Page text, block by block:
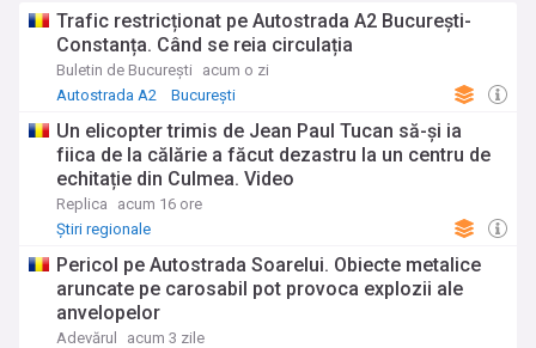
Trafic restricționat pe Autostrada A2 București-
Constanța. Când se reia circulația
Buletin de București
acum o zi
Autostrada A2
București
Un elicopter trimis de Jean Paul Tucan să-și ia
fiica de la călărie a făcut dezastru la un centru de
echitație din Culmea. Video
Replica
acum 16 ore
Știri regionale
Pericol pe Autostrada Soarelui. Obiecte metalice
aruncate pe carosabil pot provoca explozii ale
anvelopelor
Adevărul
acum 3 zile